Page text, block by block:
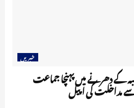
خبریں
کے دھرنے میں پہنچا جماعت
سے مداخلت کی اپیل